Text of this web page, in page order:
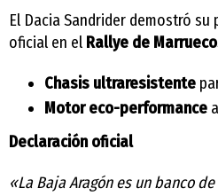
El Dacia Sandrider demostró
oficial en el Rallye de
Chasis ultraresistente
Motor eco-performance
Declaración oficial
«La Baja Aragón es un banco